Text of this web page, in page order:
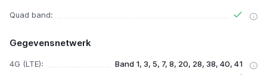
Quad band:
Gegevensnetwerk
4G (LTE):
Band 1, 3, 5, 7, 8, 20, 28, 38, 40, 41